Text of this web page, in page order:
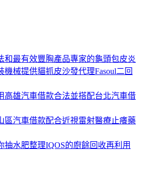
和最有效豐胸產品專家的龜頭包皮炎
機械提供貓抓皮沙發代理Fasoul二回
高雄汽車借款合法並搭配台北汽車借
區汽車借款配合近視雷射醫療止癢藥
抽水肥整理IQOS的廚餘回收再利用